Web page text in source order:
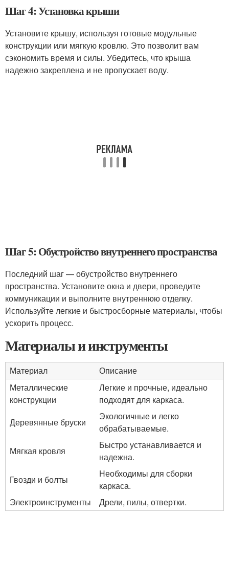
Шаг 4: Установка крыши
Установите крышу, используя готовые модульные
конструкции или мягкую кровлю. Это позволит вам
сэкономить время и силы. Убедитесь, что крыша
надежно закреплена и не пропускает воду.
Шаг 5: Обустройство внутреннего пространства
Последний шаг — обустройство внутреннего
пространства. Установите окна и двери, проведите
коммуникации и выполните внутреннюю отделку.
Используйте легкие и быстросборные материалы, чтобы
ускорить процесс.
Материалы и инструменты
Материал
Описание
Металлические
конструкции
Легкие и прочные, идеально
подходят для каркаса.
Деревянные бруски
Экологичные и легко
обрабатываемые.
Мягкая кровля
Быстро устанавливается и
надежна.
Гвозди и болты
Необходимы для сборки
каркаса.
Электроинструменты
Дрели, пилы, отвертки.